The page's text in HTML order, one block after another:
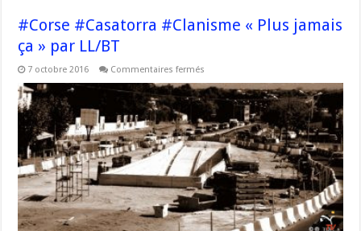
#Corse #Casatorra #Clanisme « Plus jamais
ça » par LL/BT
7 octobre 2016 Commentaires fermés
#Casatorra
#Clanisme
« Plus
jamais
ça »
par
LL/BT